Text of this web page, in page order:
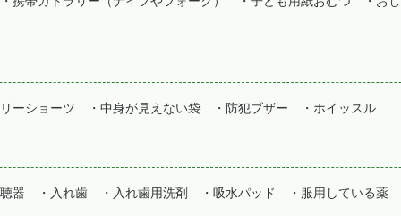
ーショーツ ・中身が見えない袋 ・防犯ブザー ・ホイッスル
器 ・入れ歯 ・入れ歯用洗剤 ・吸水パッド ・服用している薬